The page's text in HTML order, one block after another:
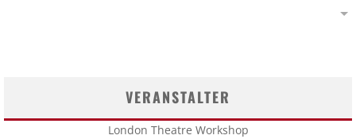
VERANSTALTER
London Theatre Workshop